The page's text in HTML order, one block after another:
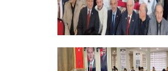
Vakfımızın 28. Olağan
Yapıldı